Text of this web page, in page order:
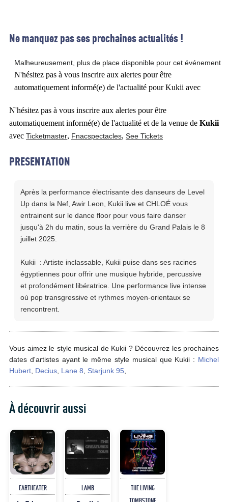
Ne manquez pas ses prochaines actualités !
Malheureusement, plus de place disponible pour cet événement
N'hésitez pas à vous inscrire aux alertes pour être
automatiquement informé(e) de l'actualité pour Kukii avec
N'hésitez pas à vous inscrire aux alertes pour être
automatiquement informé(e) de l'actualité et de la venue de Kukii
avec Ticketmaster, Fnacspectacles, See Tickets
PRESENTATION
Après la performance électrisante des danseurs de Level
Up dans la Nef, Awir Leon, Kukii live et CHLOÉ vous
entrainent sur le dance floor pour vous faire danser
jusqu'à 2h du matin, sous la verrière du Grand Palais le 8
juillet 2025.
Kukii : Artiste inclassable, Kukii puise dans ses racines
égyptiennes pour offrir une musique hybride, percussive
et profondément libératrice. Une performance live intense
où pop transgressive et rythmes moyen-orientaux se
rencontrent.
Vous aimez le style musical de Kukii ? Découvrez les prochaines
dates d'artistes ayant le même style musical que Kukii : Michel
Hubert, Decius, Lane 8, Starjunk 95,
À découvrir aussi
EARTHEATER LAMB
THE LIVING